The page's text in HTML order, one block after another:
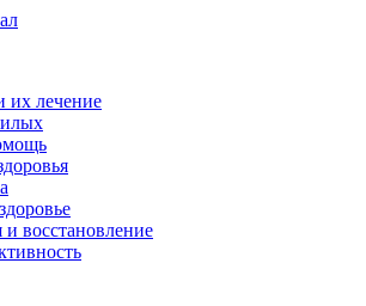
их лечение
и восстановление